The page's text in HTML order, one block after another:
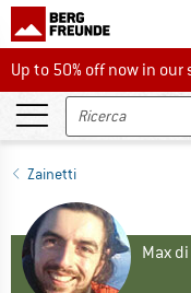
Up to 50% off now in our
Up to 50% off now in
Zainetti
Max